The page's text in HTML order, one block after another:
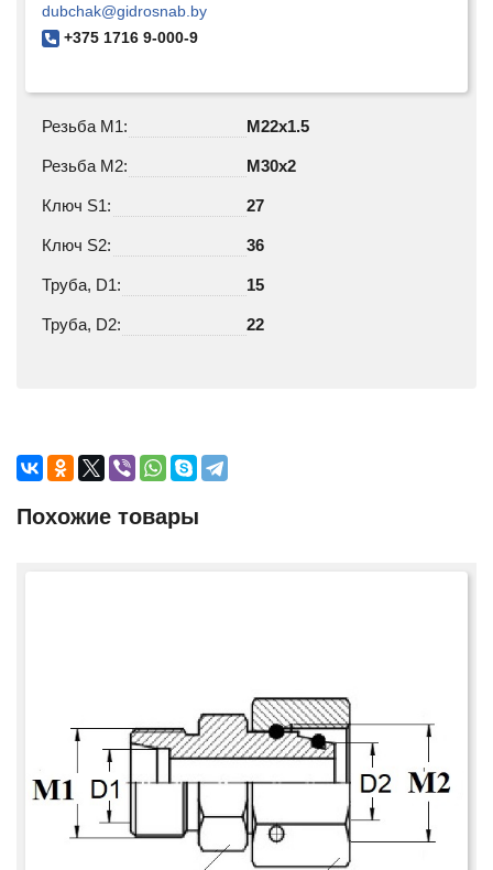
dubchak@gidrosnab.by
+375 1716 9-000-9
Резьба М1: M22х1.5
Резьба М2: M30х2
Ключ S1: 27
Ключ S2: 36
Труба, D1: 15
Труба, D2: 22
Похожие товары